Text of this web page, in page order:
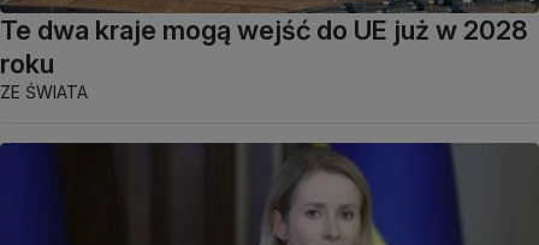
Te dwa kraje mogą wejść do UE już w 2028
roku
ZE ŚWIATA